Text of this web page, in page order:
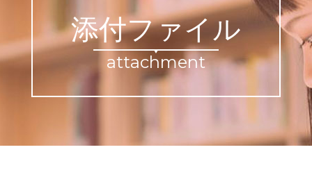
添付ファイル
attachment